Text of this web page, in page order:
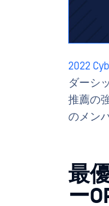
2022
ダーシ
推薦の
のメン
最
ー